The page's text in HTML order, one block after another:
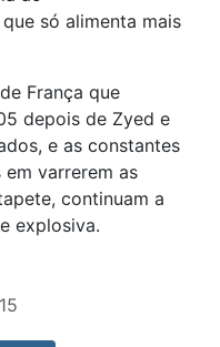
só alimenta mais
França que
depois de Zyed e
e as constantes
varrerem as
continuam a
explosiva.